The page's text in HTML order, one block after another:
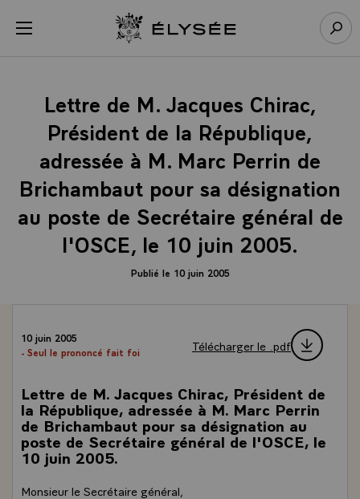
menu Retour à l’accueil Élysée
Lettre de M. Jacques Chirac,
Président de la République,
adressée à M. Marc Perrin de
Brichambaut pour sa désignation
au poste de Secrétaire général de
l'OSCE, le 10 juin 2005.
Publié le 10 juin 2005
10 juin 2005
- Seul le prononcé fait foi
Télécharger le .pdf
Lettre de M. Jacques Chirac, Président de
la République, adressée à M. Marc Perrin
de Brichambaut pour sa désignation au
poste de Secrétaire général de l'OSCE, le
10 juin 2005.
Monsieur le Secrétaire général,
Panneau de gestion des cookies